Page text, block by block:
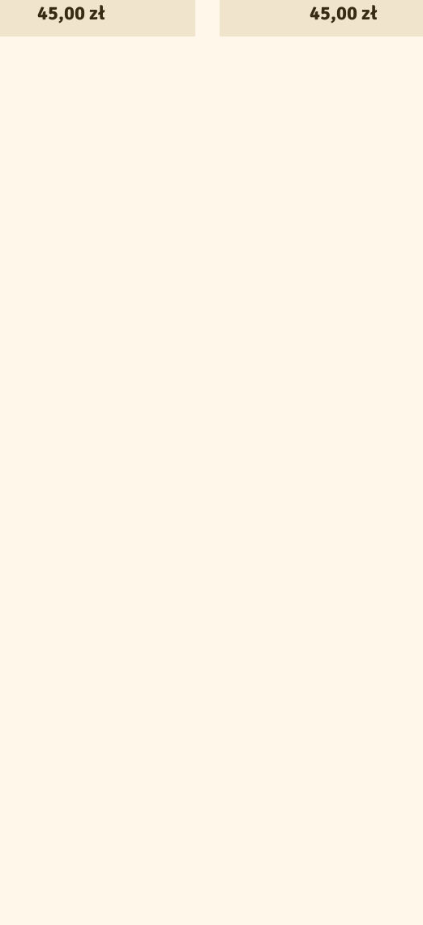
45,00 zł 45,00zł